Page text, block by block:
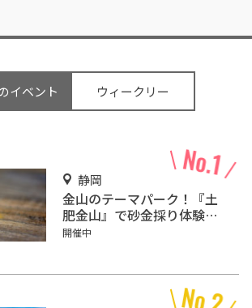
イベント ウィークリー
静岡
金山のテーマパーク！『土
肥金山』で砂金採り体験や
坑道観光を楽しもう♪
開催中